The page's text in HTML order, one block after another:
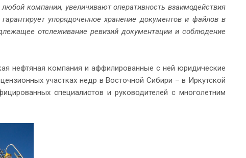
компании, увеличивают оперативность взаимодействия
упорядоченное хранение документов и файлов в
отслеживание ревизий документации и соблюдение
нефтяная компания и аффилированные с ней юридические
участках недр в Восточной Сибири – в Иркутской
специалистов и руководителей с многолетним